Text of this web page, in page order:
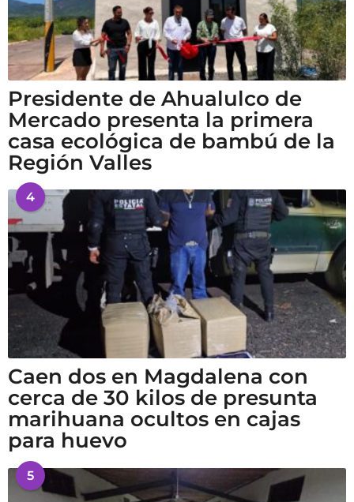
Presidente de Ahualulco de
Mercado presenta la primera
casa ecológica de bambú de la
Región Valles
4
Caen dos en Magdalena con
cerca de 30 kilos de presunta
marihuana ocultos en cajas
para huevo
5